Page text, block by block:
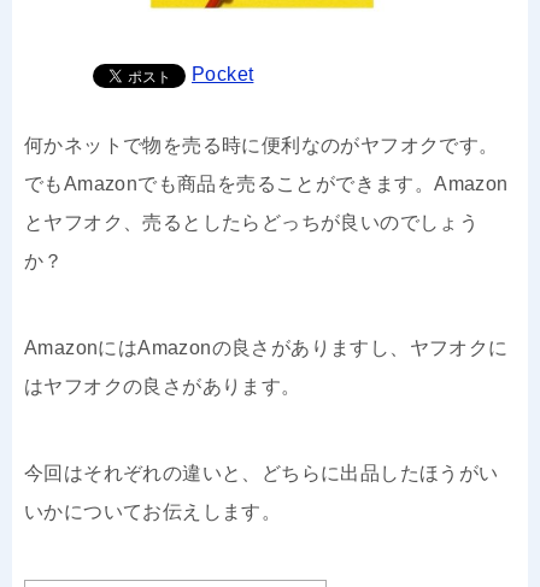
Pocket
何かネットで物を売る時に便利なのがヤフオクです。
でもAmazonでも商品を売ることができます。Amazon
とヤフオク、売るとしたらどっちが良いのでしょう
か？
AmazonにはAmazonの良さがありますし、ヤフオクに
はヤフオクの良さがあります。
今回はそれぞれの違いと、どちらに出品したほうがい
いかについてお伝えします。